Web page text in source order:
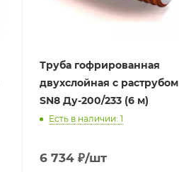
Труба гофрированная
двухслойная с раструбом
SN8 Ду-200/233 (6 м)
Есть в наличии: 1
6 734₽/шт